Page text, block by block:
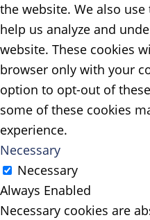
the website. We also
help us analyze and
website. These cookies
browser only with your
option to opt-out of
some of these cookies
experience.
Necessary
Necessary
Always Enabled
Necessary cookies are